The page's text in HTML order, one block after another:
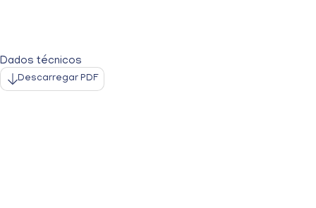
Dados técnicos
Descarregar PDF